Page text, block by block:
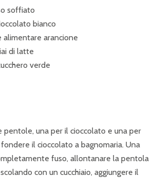
soffiato
bianco
alimentare arancione
di latte
verde
pentole, una per il cioccolato e una per
fondere il cioccolato a bagnomaria. Una
fuso, allontanare la pentola
con un cucchiaio, aggiungere il